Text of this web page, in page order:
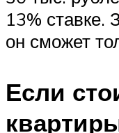
13% ставке.
он сможет
Если